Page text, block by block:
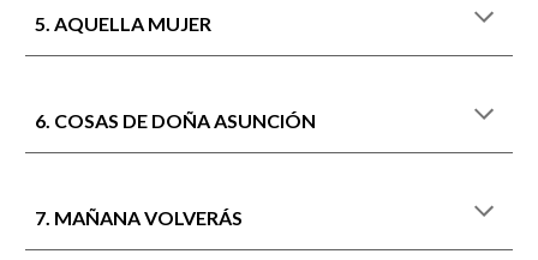
5. AQUELLA MUJER
6. COSAS DE DOÑA ASUNCIÓN
7. MAÑANA VOLVERÁS